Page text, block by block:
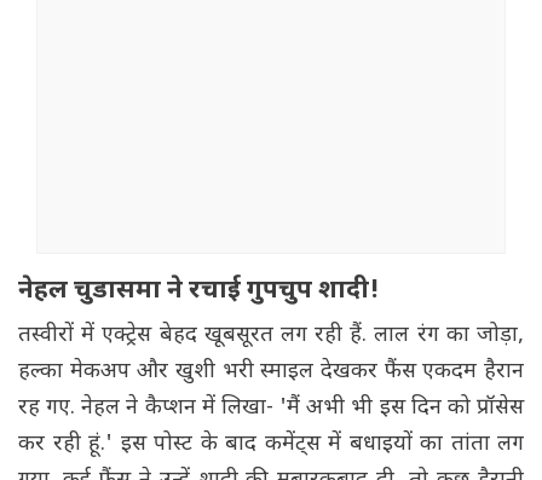
नेहल चुडासमा ने रचाई गुपचुप शादी!
तस्वीरों में एक्ट्रेस बेहद खूबसूरत लग रही हैं. लाल रंग का जोड़ा,
हल्का मेकअप और खुशी भरी स्माइल देखकर फैंस एकदम हैरान
रह गए. नेहल ने कैप्शन में लिखा- 'मैं अभी भी इस दिन को प्रॉसेस
कर रही हूं.' इस पोस्ट के बाद कमेंट्स में बधाइयों का तांता लग